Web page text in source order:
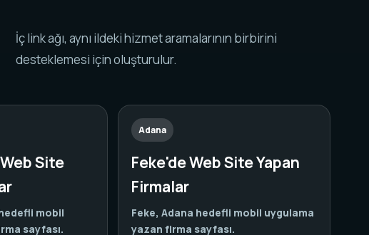
İç link ağı, aynı ildeki hizmet aramalarının birbirini
desteklemesi için oluşturulur.
Site
mobil
sayfası.
Adana
Feke'de Web Site Yapan
Firmalar
Feke, Adana hedefli mobil uygulama
yazan firma sayfası.